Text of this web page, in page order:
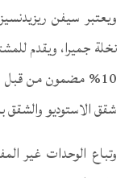
ويعتبر سيفن
نخلة جميرا، ويقدم
10% مضمون من
شقق الاستوديو والشقق
وتباع الوحدات غير